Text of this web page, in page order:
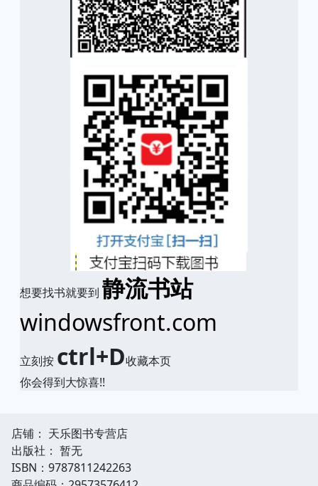
想要找书就要到 静流书站
windowsfront.com
立刻按 ctrl+D收藏本页
你会得到大惊喜!!
店铺： 天乐图书专营店
出版社： 暂无
ISBN：9787811242263